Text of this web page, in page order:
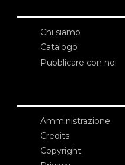
Chi siamo
Catalogo
Pubblicare con noi
Amministrazione
Credits
Copyright